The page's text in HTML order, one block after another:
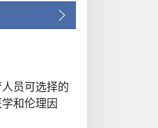
员可选择的
和伦理因